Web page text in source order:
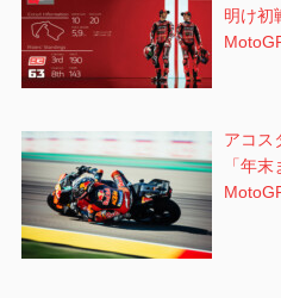
明け初
アコ
「年